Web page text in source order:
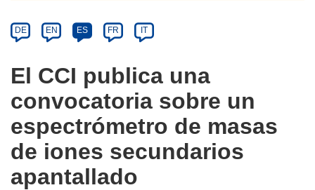
Article
available
the
following
languages:
DE EN ES FR IT
El CCI publica una
convocatoria sobre un
espectrómetro de masas
de iones secundarios
apantallado